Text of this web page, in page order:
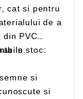
cat si pentru
de a
termoformabile.
in stoc: